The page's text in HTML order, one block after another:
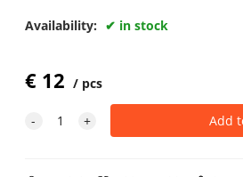
Availability: in stock
€ 12 pcs